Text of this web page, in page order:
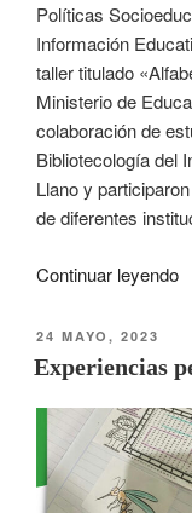
Políticas
Información
taller titulado
Ministerio de
colaboración de
Bibliotecología del
Llano y
de diferentes
Continuar leyendo
24 MAYO, 2023
Experiencias